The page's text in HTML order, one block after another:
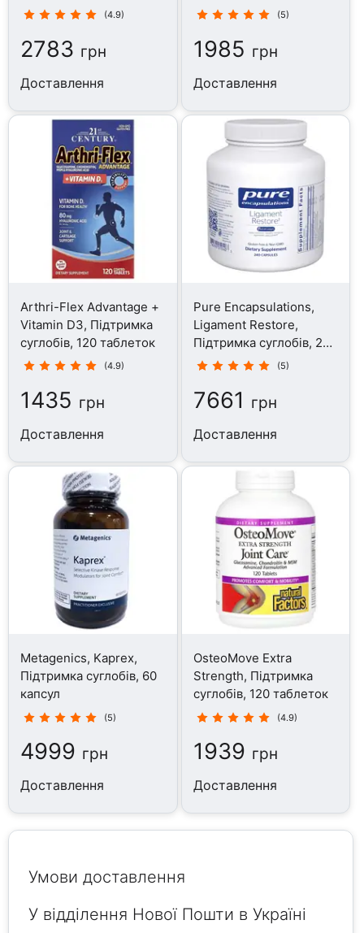
капсул
(4.9)
2783 грн
Доставлення
капсул
(5)
1985 грн
Доставлення
Arthri-Flex Advantage +
Vitamin D3, Підтримка
суглобів, 120 таблеток
(4.9)
1435 грн
Доставлення
Pure Encapsulations,
Ligament Restore,
Підтримка суглобів, 240
капсул
(5)
7661 грн
Доставлення
Metagenics, Kaprex,
Підтримка суглобів, 60
капсул
(5)
4999 грн
Доставлення
OsteoMove Extra
Strength, Підтримка
суглобів, 120 таблеток
(4.9)
1939 грн
Доставлення
Умови доставлення
У відділення Нової Пошти в Україні